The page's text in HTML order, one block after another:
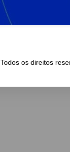
Todos os direitos